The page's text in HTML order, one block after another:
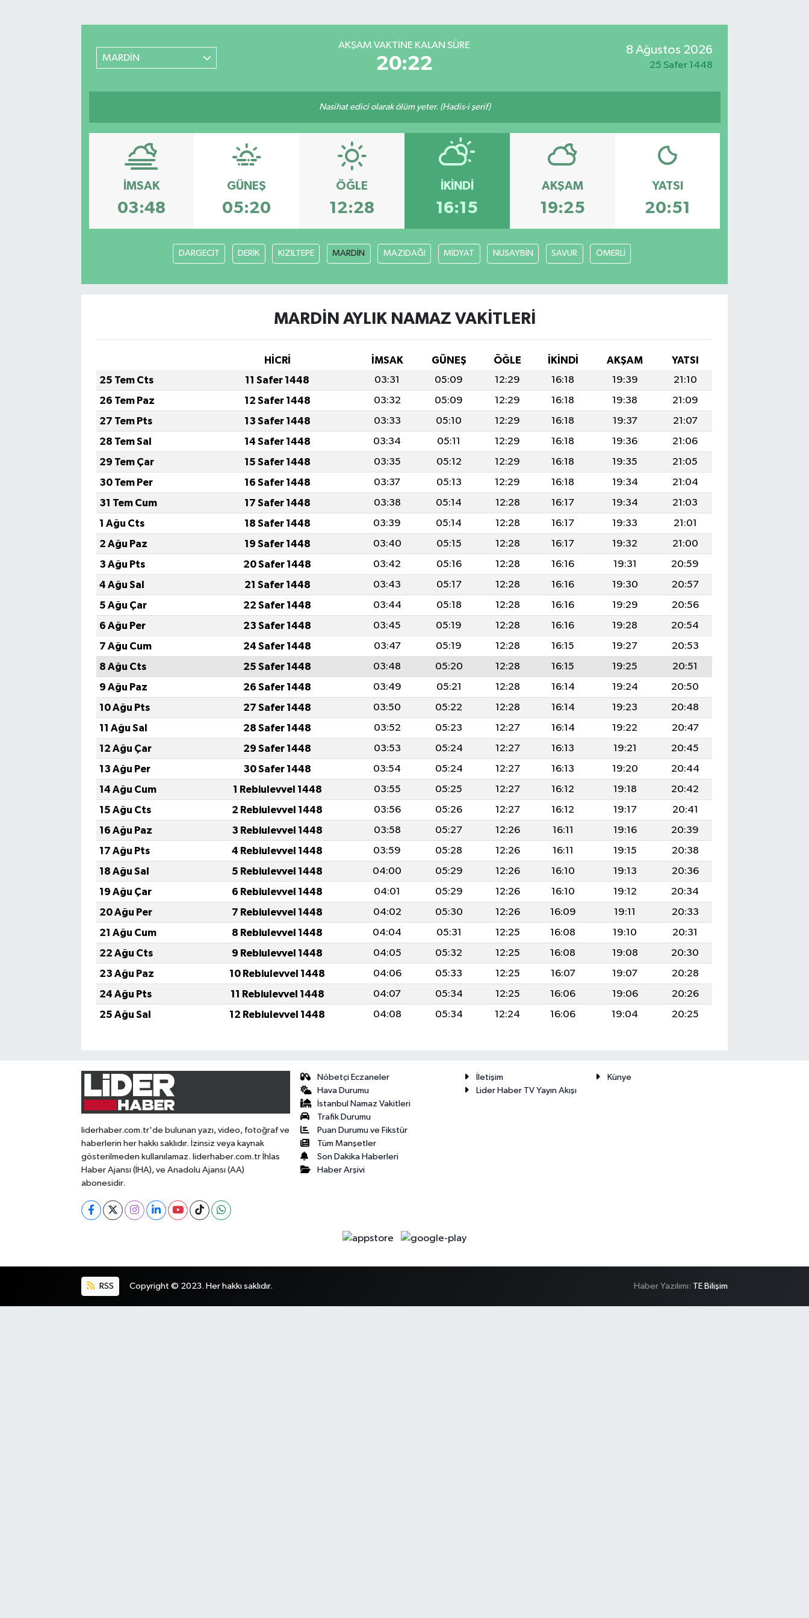
MARDİN
AKŞAM VAKTINE KALAN SÜRE
20:21
8 Ağustos 2026
25 Safer 1448
Nasihat edici olarak ölüm yeter. (Hadis-i şerif)
İMSAK
03:48
GÜNEŞ
05:20
ÖĞLE
12:28
İKINDI
16:15
AKŞAM
19:25
YATSI
20:51
DARGECİT DERİK KIZILTEPE MARDİN MAZIDAĞI MİDYAT NUSAYBİN SAVUR ÖMERLİ
MARDİN AYLIK NAMAZ VAKITLERI
HİCRİ İMSAK GÜNEŞ ÖĞLE İKINDI AKŞAM
YATSI
25 Tem Cts
11 Safer 1448 03:31 05:09 12:29 16:18 19:39
21:10
26 Tem Paz
12 Safer 1448 03:32 05:09 12:29 16:18 19:38
21:09
27 Tem Pts
13 Safer 1448 03:33 05:10 12:29 16:18 19:37
21:07
28 Tem Sal
14 Safer 1448 03:34 05:11 12:29 16:18 19:36
21:06
29 Tem Çar
15 Safer 1448 03:35 05:12 12:29 16:18 19:35
21:05
30 Tem Per
16 Safer 1448 03:37 05:13 12:29 16:18 19:34
21:04
31 Tem Cum
17 Safer 1448 03:38 05:14 12:28 16:17 19:34
21:03
1 Ağu Cts
18 Safer 1448 03:39 05:14 12:28 16:17 19:33
21:01
2 Ağu Paz
19 Safer 1448 03:40 05:15 12:28 16:17 19:32
21:00
3 Ağu Pts
20 Safer 1448 03:42 05:16 12:28 16:16 19:31
20:59
4 Ağu Sal
21 Safer 1448 03:43 05:17 12:28 16:16 19:30
20:57
5 Ağu Çar
22 Safer 1448 03:44 05:18 12:28 16:16 19:29
20:56
6 Ağu Per
23 Safer 1448 03:45 05:19 12:28 16:16 19:28
20:54
7 Ağu Cum
24 Safer 1448 03:47 05:19 12:28 16:15 19:27
20:53
8 Ağu Cts
25 Safer 1448 03:48 05:20 12:28 16:15 19:25
20:51
9 Ağu Paz
26 Safer 1448 03:49 05:21 12:28 16:14 19:24
20:50
10 Ağu Pts
27 Safer 1448 03:50 05:22 12:28 16:14 19:23
20:48
11 Ağu Sal
28 Safer 1448 03:52 05:23 12:27 16:14 19:22
20:47
12 Ağu Çar
29 Safer 1448 03:53 05:24 12:27 16:13 19:21
20:45
13 Ağu Per
30 Safer 1448 03:54 05:24 12:27 16:13 19:20
20:44
14 Ağu Cum
1 Rebiulevvel 1448 03:55 05:25 12:27 16:12 19:18
20:42
15 Ağu Cts
2 Rebiulevvel 1448 03:56 05:26 12:27 16:12 19:17
20:41
16 Ağu Paz
3 Rebiulevvel 1448 03:58 05:27 12:26 16:11 19:16
20:39
17 Ağu Pts
4 Rebiulevvel 1448 03:59 05:28 12:26 16:11 19:15
20:38
18 Ağu Sal
5 Rebiulevvel 1448 04:00 05:29 12:26 16:10 19:13
20:36
19 Ağu Çar
6 Rebiulevvel 1448 04:01 05:29 12:26 16:10 19:12
20:34
20 Ağu Per
7 Rebiulevvel 1448 04:02 05:30 12:26 16:09 19:11
20:33
21 Ağu Cum
8 Rebiulevvel 1448 04:04 05:31 12:25 16:08 19:10
20:31
22 Ağu Cts
9 Rebiulevvel 1448 04:05 05:32 12:25 16:08 19:08
20:30
23 Ağu Paz
10 Rebiulevvel 1448 04:06 05:33 12:25 16:07 19:07
20:28
24 Ağu Pts
11 Rebiulevvel 1448 04:07 05:34 12:25 16:06 19:06
20:26
25 Ağu Sal
12 Rebiulevvel 1448 04:08 05:34 12:24 16:06 19:04 20:25
liderhaber.com.tr'de bulunan yazı, video, fotoğraf ve
haberlerin her hakkı saklıdır. İzinsiz veya kaynak
gösterilmeden kullanılamaz. liderhaber.com.tr İhlas
Haber Ajansı (İHA), ve Anadolu Ajansı (AA)
abonesidir.
Nöbetçi Eczaneler
Hava Durumu
İstanbul Namaz Vakitleri
Trafik Durumu
Puan Durumu ve Fikstür
Tüm Manşetler
Son Dakika Haberleri
Haber Arşivi
İletişim
Künye
Lider Haber TV Yayın Akışı
RSS Copyright © 2023. Her hakkı saklıdır. Haber Yazılımı: TE Bilişim